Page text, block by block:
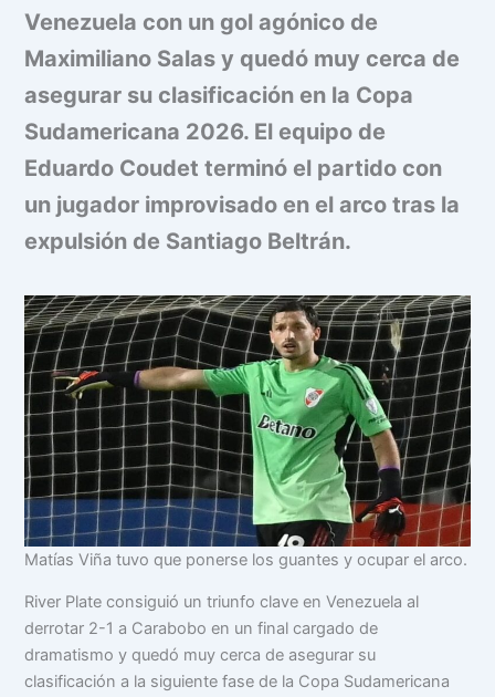
Venezuela con un gol agónico de
Maximiliano Salas y quedó muy cerca de
asegurar su clasificación en la Copa
Sudamericana 2026. El equipo de
Eduardo Coudet terminó el partido con
un jugador improvisado en el arco tras la
expulsión de Santiago Beltrán.
Matías Viña tuvo que ponerse los guantes y ocupar el arco.
River Plate consiguió un triunfo clave en Venezuela al
derrotar 2-1 a Carabobo en un final cargado de
dramatismo y quedó muy cerca de asegurar su
clasificación a la siguiente fase de la Copa Sudamericana